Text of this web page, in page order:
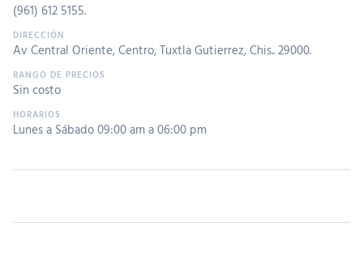
(961) 612 5155.
Av Central Oriente, Centro, Tuxtla Gutierrez, Chis.. 29000.
Sin costo
Lunes a Sábado 09:00 am a 06:00 pm